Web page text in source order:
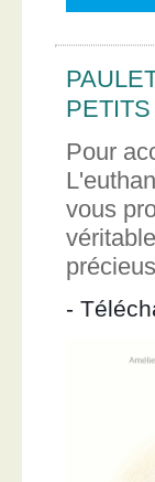
Pour
vous
-